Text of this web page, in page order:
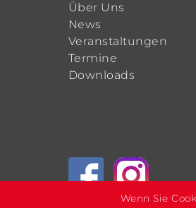
Wenn Sie
Über Uns
News
Veranstaltungen
Termine
Downloads